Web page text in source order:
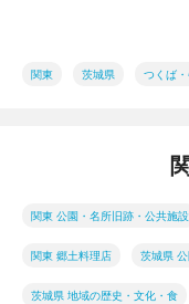
関東 茨城県 つくば
関東 公園・名所旧跡・公共施設
関東 郷土料理店 茨城県
茨城県 地域の歴史・文化・食